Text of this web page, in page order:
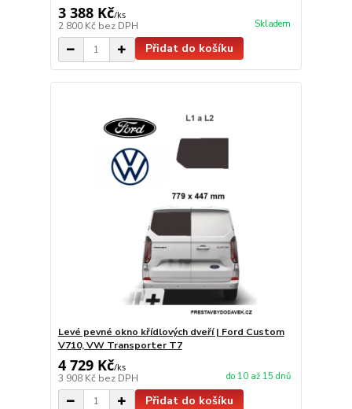
3 388 Kč/ks
2 800 Kč bez DPH Skladem
Přidat do košíku
Levé pevné okno křídlových dveří | Ford Custom
V710, VW Transporter T7
4 729 Kč/ks
3 908 Kč bez DPH do 10 až 15 dnů
Přidat do košíku